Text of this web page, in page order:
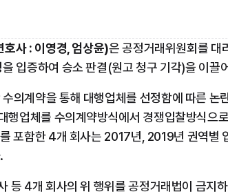
사 : 이영경, 엄상윤)은 공정거래위원회를 대
입증하여 승소 판결(원고 청구 기각)을 이끌
의계약을 통해 대행업체를 선정함에 따른
행업체를 수의계약방식에서 경쟁입찰방식으
포함한 4개 회사는 2017년, 2019년 권역별
등 4개 회사의 위 행위를 공정거래법이 금지